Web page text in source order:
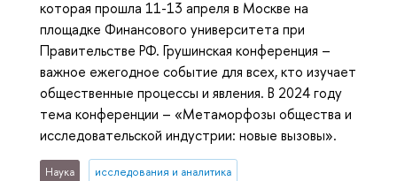
которая прошла 11-13 апреля в Москве на
площадке Финансового университета при
Правительстве РФ. Грушинская конференция –
важное ежегодное событие для всех, кто изучает
общественные процессы и явления. В 2024 году
тема конференции – «Метаморфозы общества и
исследовательской индустрии: новые вызовы».
Наука исследования и аналитика